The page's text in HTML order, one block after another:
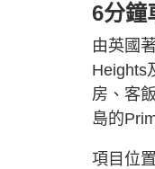
6分鐘
由英國
Heights
房、客
島的
項目位